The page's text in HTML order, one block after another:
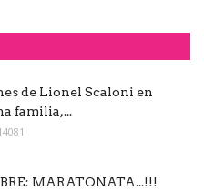
de Lionel Scaloni en
familia,...
MARATONATA...!!!